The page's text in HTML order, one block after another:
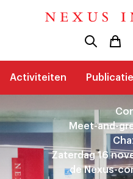
Activiteiten
Meet-and-
Zaterdag 16
de Nexus-